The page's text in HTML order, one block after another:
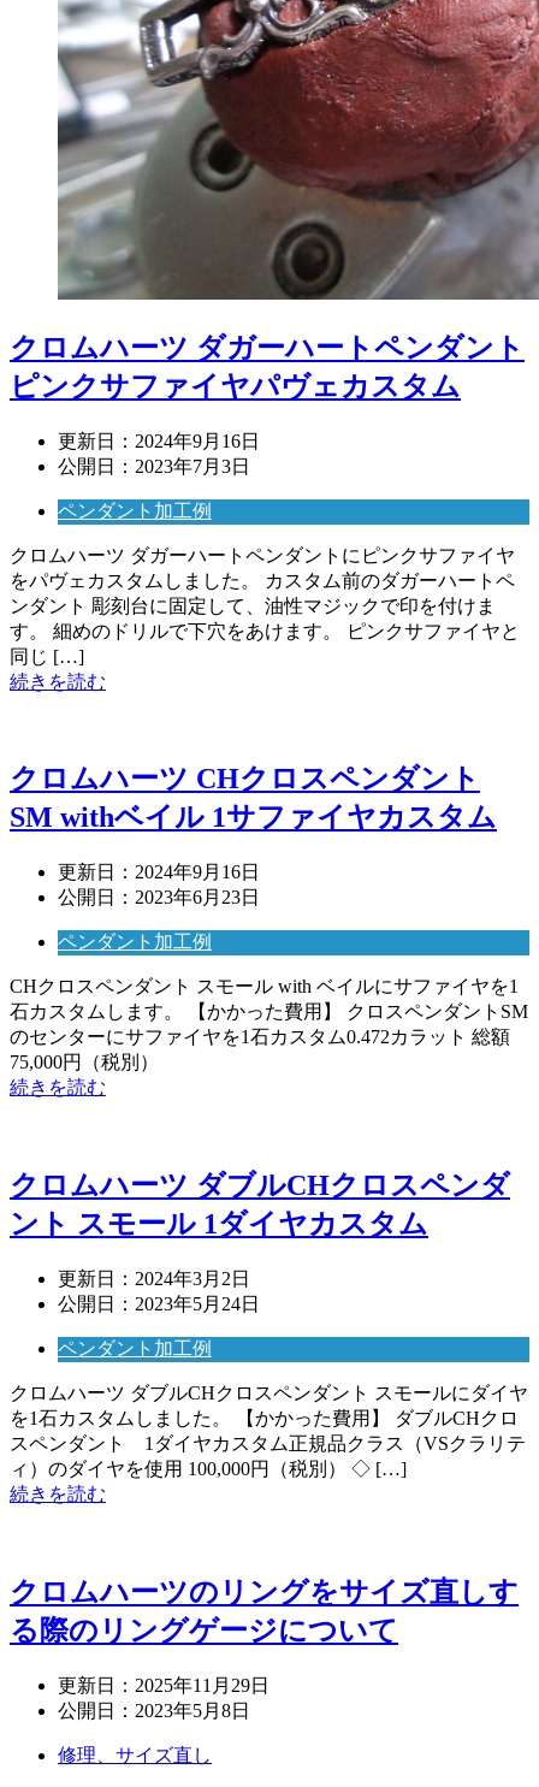
クロムハーツ ダガーハートペンダント
ピンクサファイヤパヴェカスタム
更新日： 2024年9月16日
公開日： 2023年7月3日
ペンダント加工例
クロムハーツ ダガーハートペンダントにピンクサファイヤ
をパヴェカスタムしました。 カスタム前のダガーハートペ
ンダント 彫刻台に固定して、油性マジックで印を付けま
す。 細めのドリルで下穴をあけます。 ピンクサファイヤと
同じ […]
続きを読む
クロムハーツ CHクロスペンダント
SM withベイル 1サファイヤカスタム
更新日： 2024年9月16日
公開日： 2023年6月23日
ペンダント加工例
CHクロスペンダント スモール with ベイルにサファイヤを1
石カスタムします。 【かかった費用】 クロスペンダントSM
のセンターにサファイヤを1石カスタム0.472カラット 総額
75,000円（税別）
続きを読む
クロムハーツ ダブルCHクロスペンダ
ント スモール 1ダイヤカスタム
更新日： 2024年3月2日
公開日： 2023年5月24日
ペンダント加工例
クロムハーツ ダブルCHクロスペンダント スモールにダイヤ
を1石カスタムしました。 【かかった費用】 ダブルCHクロ
スペンダント 1ダイヤカスタム正規品クラス（VSクラリテ
ィ）のダイヤを使用 100,000円（税別） ◇ […]
続きを読む
クロムハーツのリングをサイズ直しす
る際のリングゲージについて
更新日： 2025年11月29日
公開日： 2023年5月8日
修理、サイズ直し